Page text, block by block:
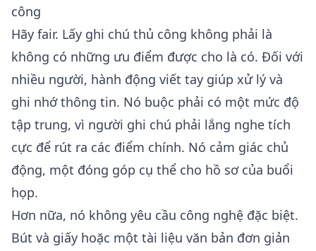
công
Hãy fair. Lấy ghi chú thủ công không phải là
không có những ưu điểm được cho là có. Đối với
nhiều người, hành động viết tay giúp xử lý và
ghi nhớ thông tin. Nó buộc phải có một mức độ
tập trung, vì người ghi chú phải lắng nghe tích
cực để rút ra các điểm chính. Nó cảm giác chủ
động, một đóng góp cụ thể cho hồ sơ của buổi
họp.
Hơn nữa, nó không yêu cầu công nghệ đặc biệt.
Bút và giấy hoặc một tài liệu văn bản đơn giản